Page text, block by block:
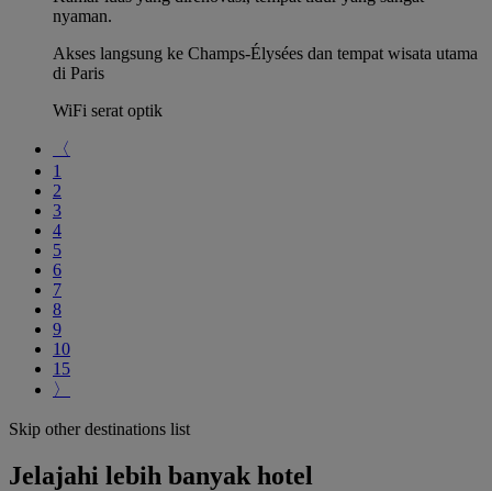
nyaman.
Akses langsung ke Champs-Élysées dan tempat wisata utama
di Paris
WiFi serat optik
〈
1
2
3
4
5
6
7
8
9
10
15
〉
Skip other destinations list
Jelajahi lebih banyak hotel